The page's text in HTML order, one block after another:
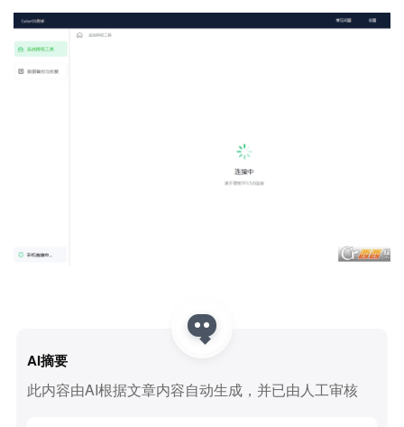
AI摘要
此内容由AI根据文章内容自动生成，并已由人工审核